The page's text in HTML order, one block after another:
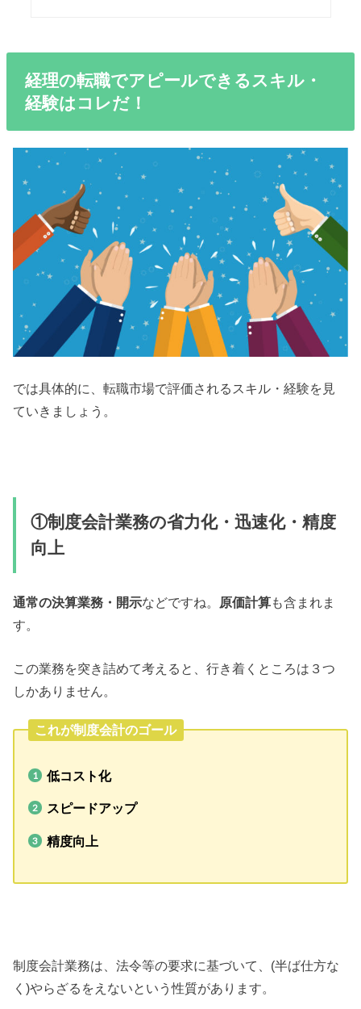
経理の転職でアピールできるスキル・
経験はコレだ！
では具体的に、転職市場で評価されるスキル・経験を見
ていきましょう。
①制度会計業務の省力化・迅速化・精度
向上
通常の決算業務・開示などですね。 原価計算も含まれま
す。
この業務を突き詰めて考えると、行き着くところは３つ
しかありません。
これが制度会計のゴール
低コスト化
スピードアップ
精度向上
制度会計業務は、法令等の要求に基づいて、(半ば仕方な
く)やらざるをえないという性質があります。